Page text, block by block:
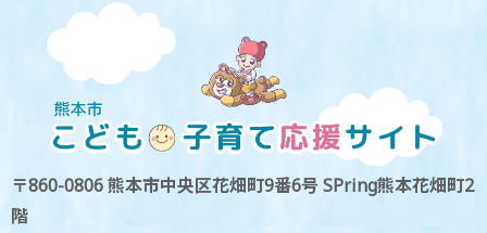
〒860-0806 熊本市中央区花畑町9番6号 SPring熊本花畑町2
階